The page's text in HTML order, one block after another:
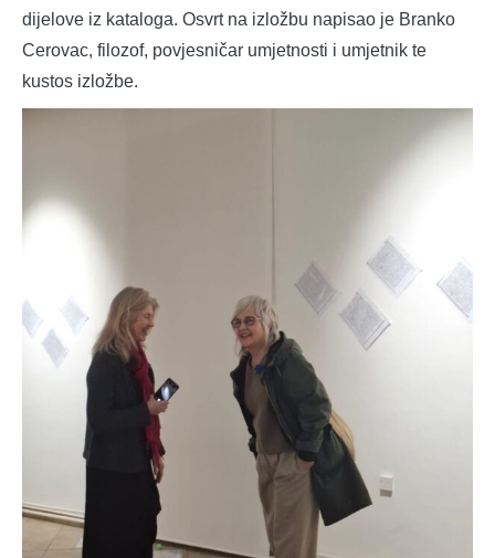
dijelove iz kataloga. Osvrt na izložbu napisao je Branko
Cerovac, filozof, povjesničar umjetnosti i umjetnik te
kustos izložbe.